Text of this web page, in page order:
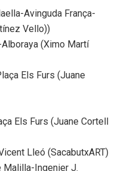
Avinguda França-
Vello))
(Ximo Martí
Els Furs (Juane
Els Furs (Juane Cortell
Lleó (SacabutxART)
Malilla-Ingenier J.